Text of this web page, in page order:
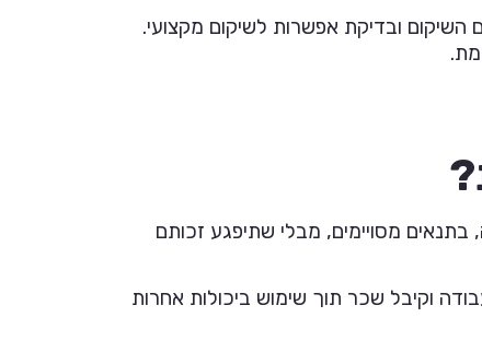
השיקום ובדיקת אפשרות לשיקום מקצועי.
בתנאים מסויימים, מבלי שתיפגע זכותם
וקיבל שכר תוך שימוש ביכולות אחרות